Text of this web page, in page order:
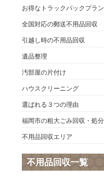
お得なトラックパックプラン
全国対応の郵送不用品回収
引越し時の不用品回収
遺品整理
汚部屋の片付け
ハウスクリーニング
選ばれる３つの理由
福岡市の粗大ごみ回収・処分
不用品回収エリア
不用品回収一覧